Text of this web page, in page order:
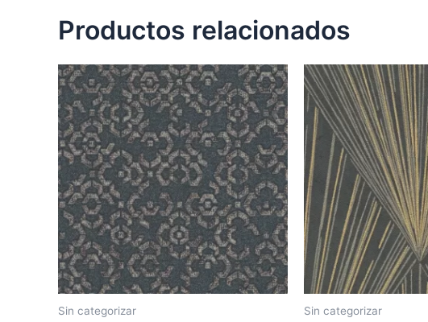
Productos relacionados
Sin categorizar Sin categorizar